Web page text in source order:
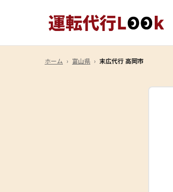
ホーム › 富山県 › 末広代行 高岡市